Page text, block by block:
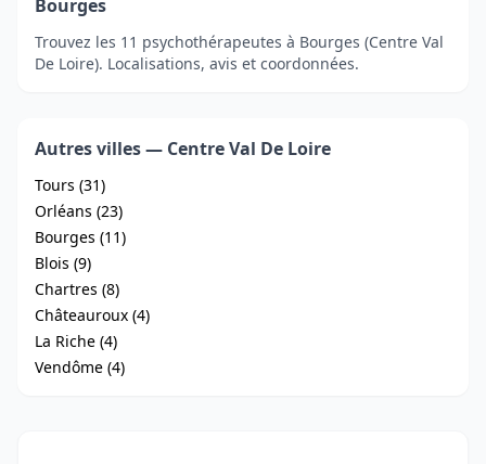
Bourges
Trouvez les 11 psychothérapeutes à Bourges (Centre Val
De Loire). Localisations, avis et coordonnées.
Autres villes — Centre Val De Loire
Tours (31)
Orléans (23)
Bourges (11)
Blois (9)
Chartres (8)
Châteauroux (4)
La Riche (4)
Vendôme (4)